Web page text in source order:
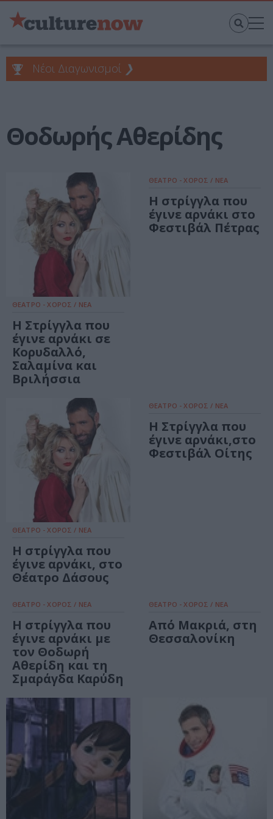
Νέοι Διαγωνισμοί ❯
Θοδωρής Αθερίδης
ΘΕΑΤΡΟ - ΧΟΡΟΣ / ΝΕΑ
Η Στρίγγλα που
έγινε αρνάκι σε
Κορυδαλλό,
Σαλαμίνα και
Βριλήσσια
ΘΕΑΤΡΟ - ΧΟΡΟΣ / ΝΕΑ
H στρίγγλα που
έγινε αρνάκι στο
Φεστιβάλ Πέτρας
ΘΕΑΤΡΟ - ΧΟΡΟΣ / ΝΕΑ
Η στρίγγλα που
έγινε αρνάκι, στο
Θέατρο Δάσους
ΘΕΑΤΡΟ - ΧΟΡΟΣ / ΝΕΑ
H Στρίγγλα που
έγινε αρνάκι,στο
Φεστιβάλ Οίτης
ΘΕΑΤΡΟ - ΧΟΡΟΣ / ΝΕΑ
Η στρίγγλα που
έγινε αρνάκι με
τον Θοδωρή
Αθερίδη και τη
Σμαράγδα Καρύδη
ΘΕΑΤΡΟ - ΧΟΡΟΣ / ΝΕΑ
Από Μακριά, στη
Θεσσαλονίκη